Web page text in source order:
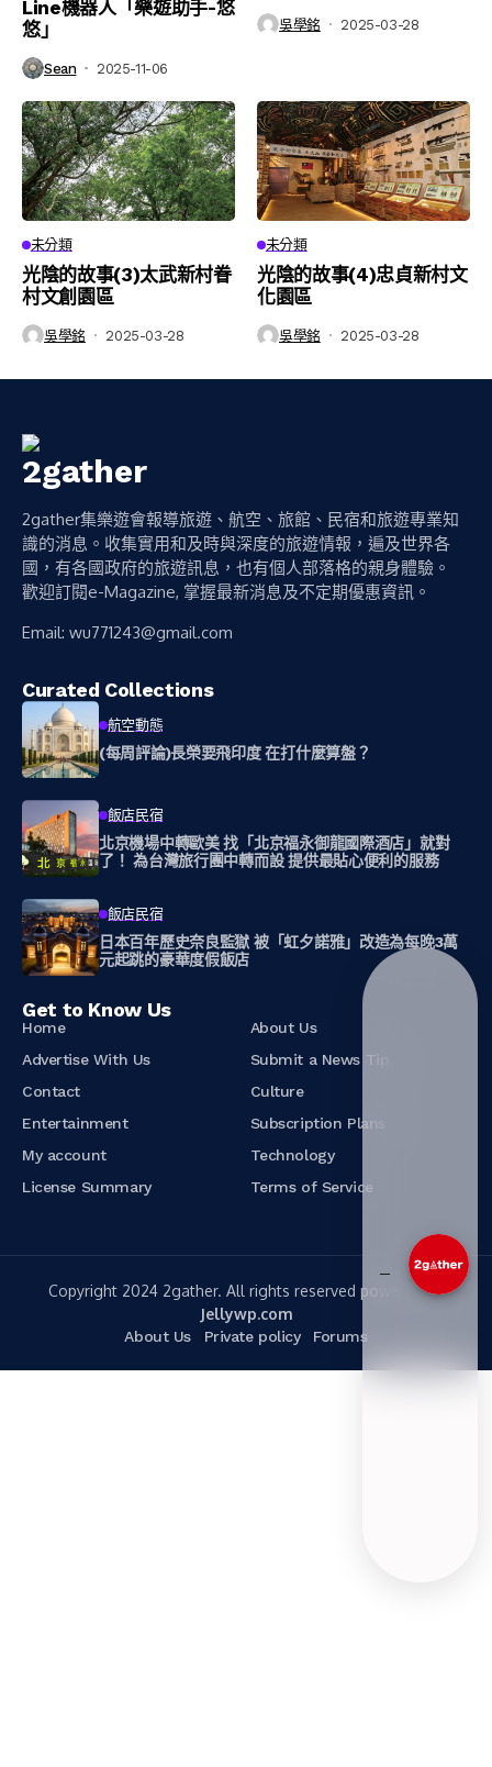
Line機器人「樂遊助手-悠
悠」
Sean 2025-11-06
吳學銘 2025-03-28
未分類
光陰的故事(3)太武新村眷
村文創園區
吳學銘 2025-03-28
未分類
光陰的故事(4)忠貞新村文
化園區
吳學銘 2025-03-28
2gather集樂遊會報導旅遊、航空、旅館、民宿和旅遊專業知
識的消息。收集實用和及時與深度的旅遊情報，遍及世界各
國，有各國政府的旅遊訊息，也有個人部落格的親身體驗。
歡迎訂閱e-Magazine, 掌握最新消息及不定期優惠資訊。
Email: wu771243@gmail.com
Curated Collections
航空動態
(每周評論)長榮要飛印度 在打什麼算盤？
飯店民宿
北京機場中轉歐美 找「北京福永御龍國際酒店」就對
了！ 為台灣旅行團中轉而設 提供最貼心便利的服務
飯店民宿
日本百年歷史奈良監獄 被「虹夕諾雅」改造為每晚3萬
元起跳的豪華度假飯店
Get to Know Us
Home
About Us
Advertise With Us
Submit a News Tip
Contact
Culture
Entertainment
Subscription Plans
My account
Technology
License Summary
Terms of Service
Copyright 2024 2gather. All rights reserved powered by
Jellywp.com
About Us Private policy Forums